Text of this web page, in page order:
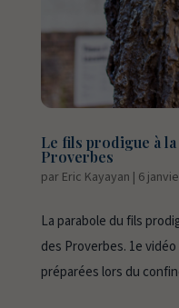
Le fils prodigue à
Proverbes
par Eric Kayayan | 6
La parabole du fils
des Proverbes. 1e
préparées lors du